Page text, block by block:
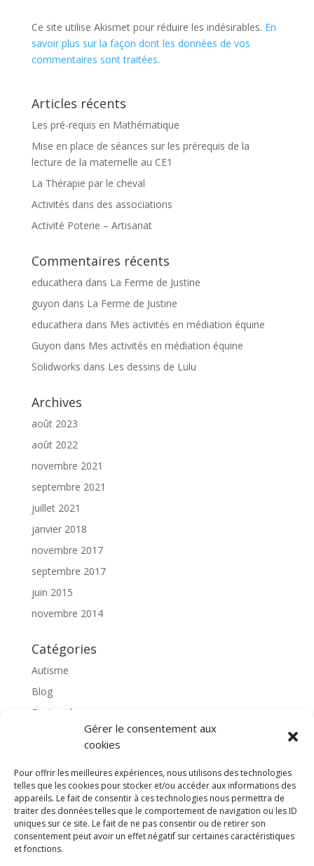
Gérer le consentement aux
cookies
Pour offrir les meilleures expériences, nous utilisons des technologies
telles que les cookies pour stocker et/ou accéder aux informations des
appareils. Le fait de consentir à ces technologies nous permettra de
traiter des données telles que le comportement de navigation ou les ID
uniques sur ce site. Le fait de ne pas consentir ou de retirer son
consentement peut avoir un effet négatif sur certaines caractéristiques
et fonctions.
Ce site utilise Akismet pour réduire les indésirables. En
savoir plus sur la façon dont les données de vos
commentaires sont traitées.
Articles récents
Les pré-requis en Mathématique
Mise en place de séances sur les prérequis de la
lecture de la maternelle au CE1
La Thérapie par le cheval
Activités dans des associations
Activité Poterie – Artisanat
Commentaires récents
educathera dans La Ferme de Justine
guyon dans La Ferme de Justine
educathera dans Mes activités en médiation équine
Guyon dans Mes activités en médiation équine
Solidworks dans Les dessins de Lulu
Archives
août 2023
août 2022
novembre 2021
septembre 2021
juillet 2021
janvier 2018
novembre 2017
septembre 2017
juin 2015
novembre 2014
Catégories
Autisme
Blog
Featured
l'apprentissage scolaire
Non classé
partenaires
Poterie
rassemblons nos expériences